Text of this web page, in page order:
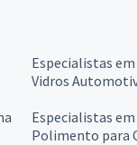
Especialistas
Vidros
Especialistas
Polimento para